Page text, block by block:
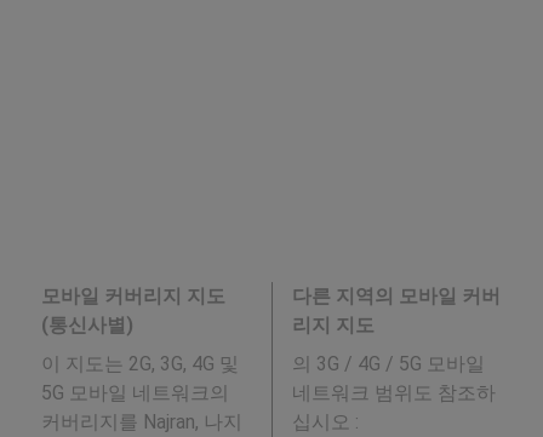
모바일 커버리지 지도
(통신사별)
이 지도는 2G, 3G, 4G 및
5G 모바일 네트워크의
커버리지를 Najran, 나지
다른 지역의 모바일 커버
리지 지도
의 3G / 4G / 5G 모바일
네트워크 범위도 참조하
십시오 :